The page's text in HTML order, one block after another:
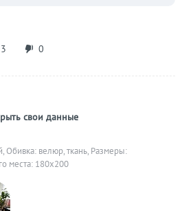
3 0
свои данные
Обивка: велюр, ткань, Размеры:
места: 180х200